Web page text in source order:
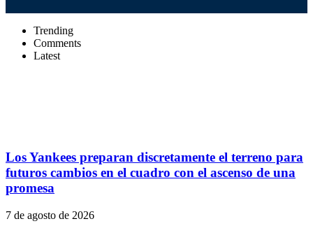
Trending
Comments
Latest
Los Yankees preparan discretamente el terreno para
futuros cambios en el cuadro con el ascenso de una
promesa
7 de agosto de 2026